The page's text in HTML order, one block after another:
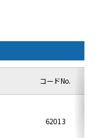
コードNo.
62013